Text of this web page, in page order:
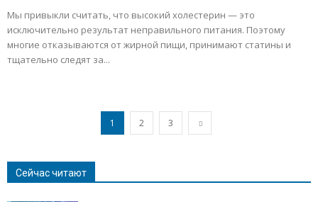
Мы привыкли считать, что высокий холестерин — это
исключительно результат неправильного питания. Поэтому
многие отказываются от жирной пищи, принимают статины и
тщательно следят за...
1 2 3
Сейчас читают